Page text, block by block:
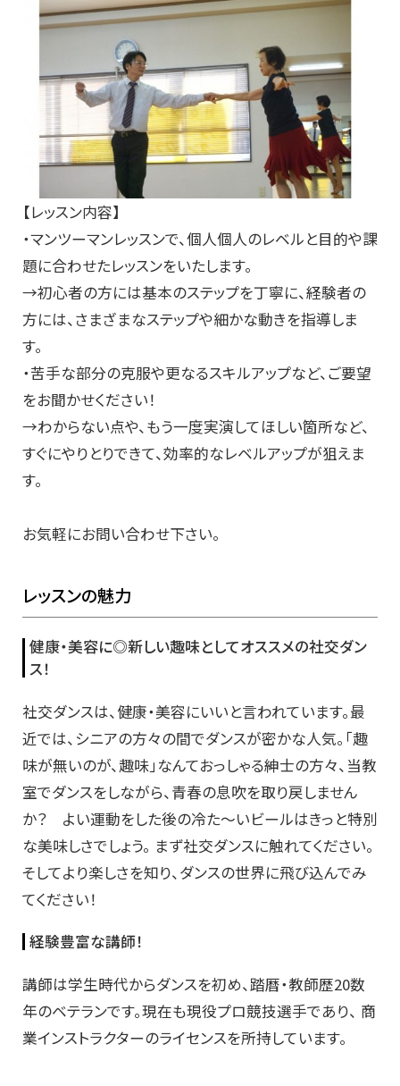
【レッスン内容】
・マンツーマンレッスンで、個人個人のレベルと目的や課
題に合わせたレッスンをいたします。
→初心者の方には基本のステップを丁寧に、経験者の
方には、さまざまなステップや細かな動きを指導しま
す。
・苦手な部分の克服や更なるスキルアップなど、ご要望
をお聞かせください！
→わからない点や、もう一度実演してほしい箇所など、
すぐにやりとりできて、効率的なレベルアップが狙えま
す。
お気軽にお問い合わせ下さい。
レッスンの魅力
健康・美容に◎新しい趣味としてオススメの社交ダン
ス！
社交ダンスは、健康・美容にいいと言われています。最
近では、シニアの方々の間でダンスが密かな人気。「趣
味が無いのが、趣味」なんておっしゃる紳士の方々、当教
室でダンスをしながら、青春の息吹を取り戻しません
か？ よい運動をした後の冷た～いビールはきっと特別
な美味しさでしょう。 まず社交ダンスに触れてください。
そしてより楽しさを知り、ダンスの世界に飛び込んでみ
てください！
経験豊富な講師！
講師は学生時代からダンスを初め、踏暦・教師歴20数
年のベテランです。現在も現役プロ競技選手であり、 商
業インストラクターのライセンスを所持しています。